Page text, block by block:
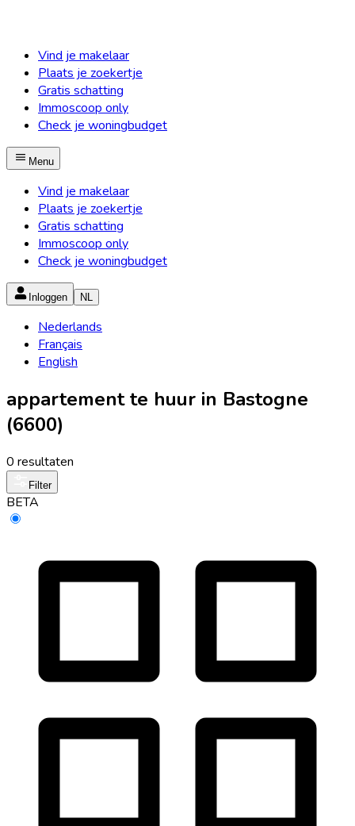
Vind je makelaar
Plaats je zoekertje
Gratis schatting
Immoscoop only
Check je woningbudget
Menu
Vind je makelaar
Plaats je zoekertje
Gratis schatting
Immoscoop only
Check je woningbudget
Inloggen NL
Nederlands
Français
English
appartement te huur in Bastogne
(6600)
0 resultaten
Filter
BETA